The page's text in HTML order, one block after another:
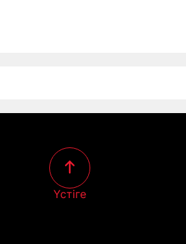
Үстіге